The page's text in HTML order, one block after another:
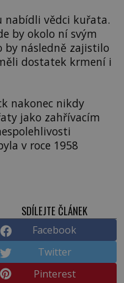
nabídli vědci kuřata.
by okolo ní svým
by následně zajistilo
dostatek krmení i
nakonec nikdy
jako zahřívacím
v roce 1958
SDÍLEJTE ČLÁNEK
Facebook
Twitter
Pinterest